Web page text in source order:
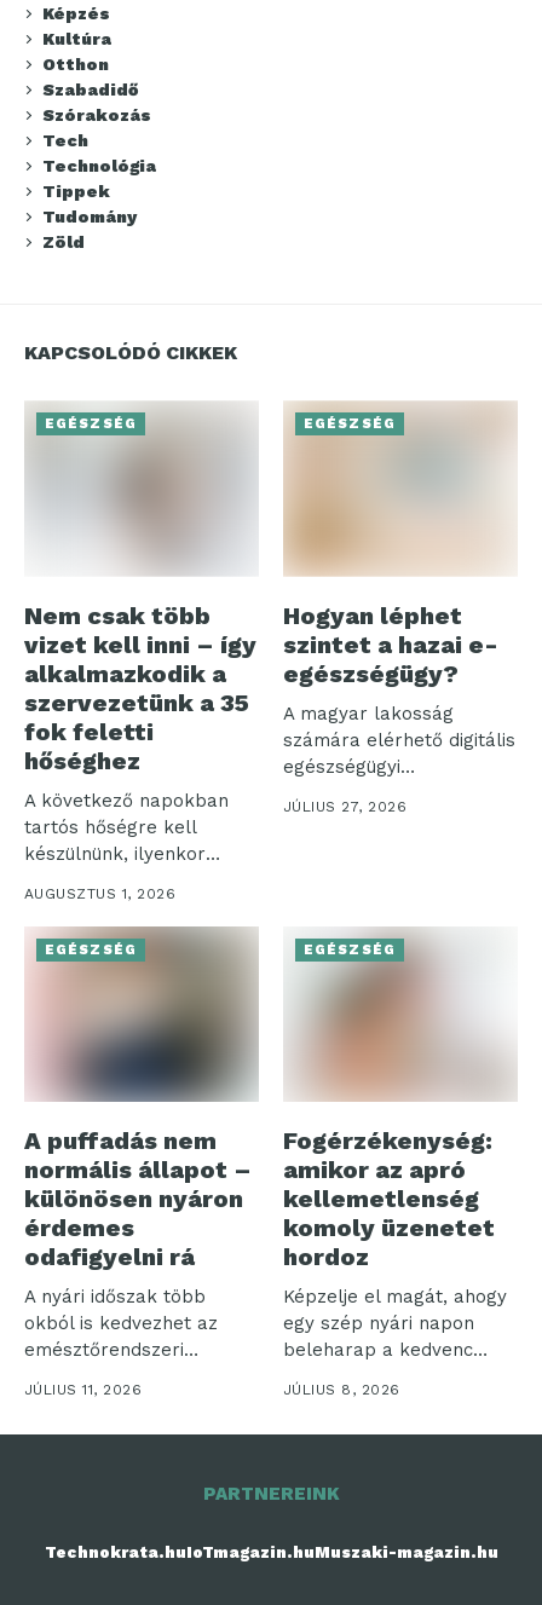
Képzés
Kultúra
Otthon
Szabadidő
Szórakozás
Tech
Technológia
Tippek
Tudomány
Zöld
KAPCSOLÓDÓ CIKKEK
EGÉSZSÉG
Nem csak több
vizet kell inni – így
alkalmazkodik a
szervezetünk a 35
fok feletti
hőséghez
A következő napokban
tartós hőségre kell
készülnünk, ilyenkor
komfortérzetünk...
AUGUSZTUS 1, 2026
EGÉSZSÉG
Hogyan léphet
szintet a hazai e-
egészségügy?
A magyar lakosság
számára elérhető digitális
egészségügyi
ökoszisztéma három
pillére – az...
JÚLIUS 27, 2026
EGÉSZSÉG
A puffadás nem
normális állapot –
különösen nyáron
érdemes
odafigyelni rá
A nyári időszak több
okból is kedvezhet az
emésztőrendszeri
panaszoknak.
Gyakrabban
fogyasztunk...
JÚLIUS 11, 2026
EGÉSZSÉG
Fogérzékenység:
amikor az apró
kellemetlenség
komoly üzenetet
hordoz
Képzelje el magát, ahogy
egy szép nyári napon
beleharap a kedvenc
fagyijába,...
JÚLIUS 8, 2026
PARTNEREINK
Technokrata.huIoTmagazin.huMuszaki-magazin.hu